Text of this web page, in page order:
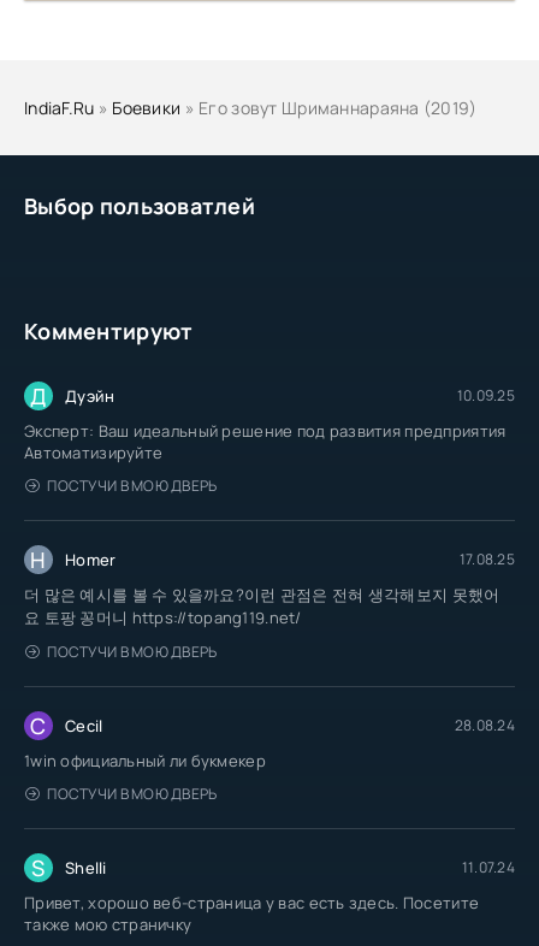
Выбор пользоватлей
Комментируют
Д Дуэйн 10.09.25
Эксперт: Ваш идеальный решение под развития предприятия
Автоматизируйте
ПОСТУЧИ В МОЮ ДВЕРЬ
H Homer 17.08.25
더 많은 예시를 볼 수 있을까요?이런 관점은 전혀 생각해보지 못했어
요 토팡 꽁머니 https://topang119.net/
ПОСТУЧИ В МОЮ ДВЕРЬ
C Cecil 28.08.24
1win официальный ли букмекер
ПОСТУЧИ В МОЮ ДВЕРЬ
S Shelli 11.07.24
Привет, хорошо веб-страница у вас есть здесь. Посетите
также мою страничку
IndiaF.Ru » Боевики » Его зовут Шриманнараяна (2019)